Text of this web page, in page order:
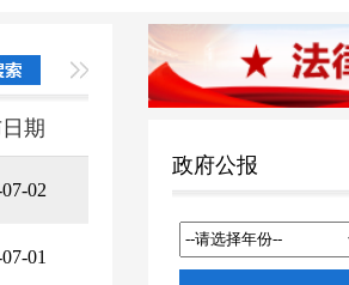
期
02
01
政府公报